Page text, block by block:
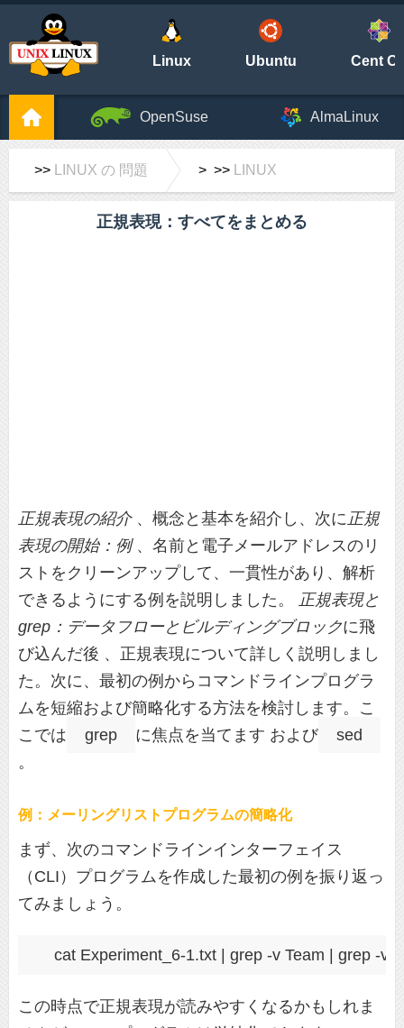
Linux Ubuntu Cent
OpenSuse AlmaLinux
>> LINUX の 問題 > >> LINUX
正規表現：すべてをまとめる
正規表現の紹介、概念と基本を紹介し、次に 正規
表現の開始：例、名前と電子メールアドレスのリ
ストをクリーンアップして、一貫性があり、解析
できるようにする例を説明しました。
正規表現と
grep：データフローとビルディングブロックに飛
び込んだ後 、正規表現について詳しく説明しまし
た。次に、最初の例からコマンドラインプログラ
ムを短縮および簡略化する方法を検討します。こ
こでは
grep に焦点を当てます および
sed
。
例：メーリングリストプログラムの簡略化
まず、次のコマンドラインインターフェイス
（CLI）プログラムを作成した最初の例を振り返っ
てみましょう。
この時点で正規表現が読みやすくなるかもしれま